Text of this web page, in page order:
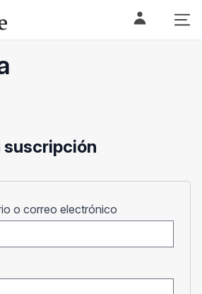
suscripción
o correo electrónico